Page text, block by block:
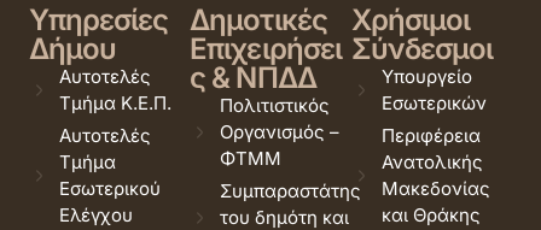
Υπηρεσίες
Δήμου
Αυτοτελές
Τμήμα Κ.Ε.Π.
Αυτοτελές
Τμήμα
Εσωτερικού
Ελέγχου
Δημοτικές
Επιχειρήσει
ς & ΝΠΔΔ
Πολιτιστικός
Οργανισμός –
ΦΤΜΜ
Συμπαραστάτης
του δημότη και
Χρήσιμοι
Σύνδεσμοι
Υπουργείο
Εσωτερικών
Περιφέρεια
Ανατολικής
Μακεδονίας
και Θράκης